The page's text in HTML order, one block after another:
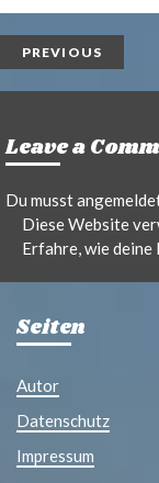
n
i
PREVIOUS
Leave a
Du musst
Diese Website
Erfahre, wie
Seiten
Autor
Datenschutz
Impressum